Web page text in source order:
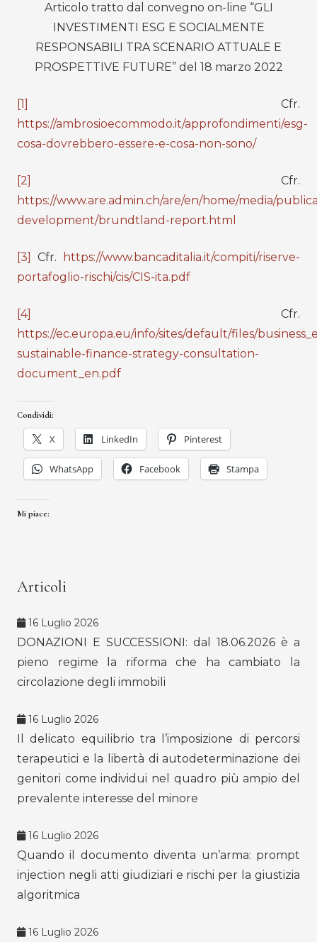
Articolo tratto dal convegno on-line “GLI
INVESTIMENTI ESG E SOCIALMENTE
RESPONSABILI TRA SCENARIO ATTUALE E
PROSPETTIVE FUTURE” del 18 marzo 2022
[1]
Cfr.
https://ambrosioecommodo.it/approfondimenti/esg-
cosa-dovrebbero-essere-e-cosa-non-sono/
[2]
Cfr.
https://www.are.admin.ch/are/en/home/media/
development/brundtland-report.html
[3] Cfr.
https://www.bancaditalia.it/compiti/riserve-
portafoglio-rischi/cis/CIS-ita.pdf
[4]
Cfr.
https://ec.europa.eu/info/sites/default/files/
sustainable-finance-strategy-consultation-
document_en.pdf
Condividi:
X LinkedIn Pinterest
WhatsApp Facebook Stampa
Mi piace:
Articoli
16 Luglio 2026
DONAZIONI E SUCCESSIONI: dal 18.06.2026 è a
pieno regime la riforma che ha cambiato la
circolazione degli immobili
16 Luglio 2026
Il delicato equilibrio tra l’imposizione di percorsi
terapeutici e la libertà di autodeterminazione dei
genitori come individui nel quadro più ampio del
prevalente interesse del minore
16 Luglio 2026
Quando il documento diventa un’arma: prompt
injection negli atti giudiziari e rischi per la giustizia
algoritmica
16 Luglio 2026